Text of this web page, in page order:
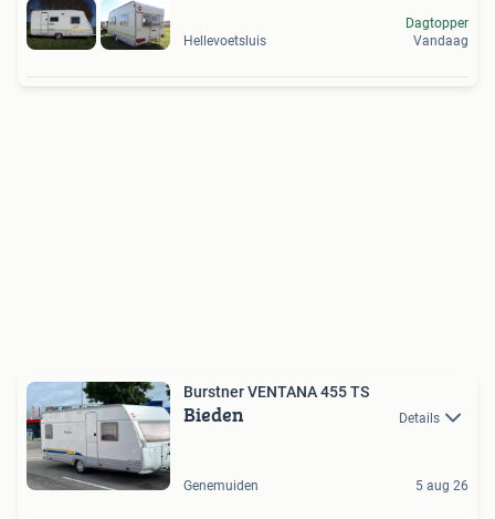
Hellevoetsluis
Dagtopper
Vandaag
Burstner VENTANA 455 TS
Bieden Details
Genemuiden 5 aug 26